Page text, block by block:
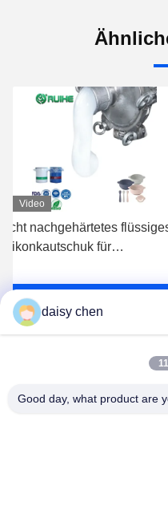
Video
nachgehärtetes
für
Erhalten Sie besten Preis
daisy chen
Good day, what product are